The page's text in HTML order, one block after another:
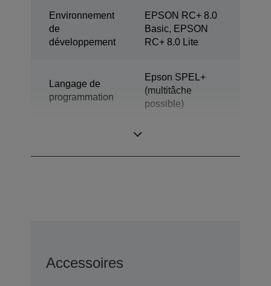
Environnement
de
développement
EPSON RC+ 8.0
Basic, EPSON
RC+ 8.0 Lite
Langage de
programmation
Epson SPEL+
(multitâche
possible)
Accessoires